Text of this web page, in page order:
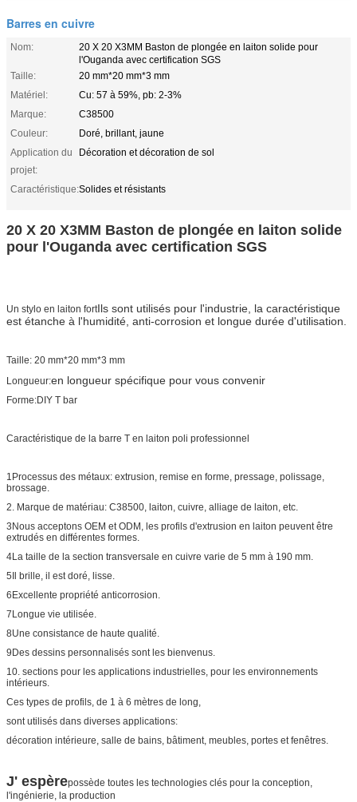
Barres en cuivre
Nom:
20 X 20 X3MM Baston de plongée en laiton solide pour
l'Ouganda avec certification SGS
Taille:
20 mm*20 mm*3 mm
Matériel:
Cu: 57 à 59%, pb: 2-3%
Marque:
C38500
Couleur:
Doré, brillant, jaune
Application du
projet:
Décoration et décoration de sol
Caractéristique:Solides et résistants
20 X 20 X3MM Baston de plongée en laiton solide
pour l'Ouganda avec certification SGS
Un stylo en laiton fortIls sont utilisés pour l'industrie, la caractéristique
est étanche à l'humidité, anti-corrosion et longue durée d'utilisation.
Taille: 20 mm*20 mm*3 mm
Longueur:en longueur spécifique pour vous convenir
Forme:DIY T bar
Caractéristique de la barre T en laiton poli professionnel
1Processus des métaux: extrusion, remise en forme, pressage, polissage,
brossage.
2. Marque de matériau: C38500, laiton, cuivre, alliage de laiton, etc.
3Nous acceptons OEM et ODM, les profils d'extrusion en laiton peuvent être
extrudés en différentes formes.
4La taille de la section transversale en cuivre varie de 5 mm à 190 mm.
5Il brille, il est doré, lisse.
6Excellente propriété anticorrosion.
7Longue vie utilisée.
8Une consistance de haute qualité.
9Des dessins personnalisés sont les bienvenus.
10. sections pour les applications industrielles, pour les environnements
intérieurs.
Ces types de profils, de 1 à 6 mètres de long,
sont utilisés dans diverses applications:
décoration intérieure, salle de bains, bâtiment, meubles, portes et fenêtres.
J' espèrepossède toutes les technologies clés pour la conception,
l'ingénierie, la production